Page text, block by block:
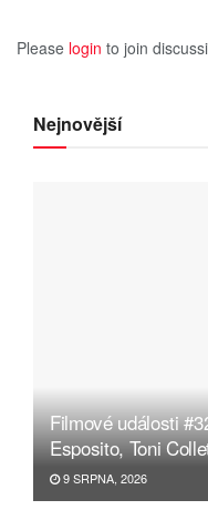
Please login to join
Nejnovější
Filmové události
Esposito, Toni
9 SRPNA, 2026